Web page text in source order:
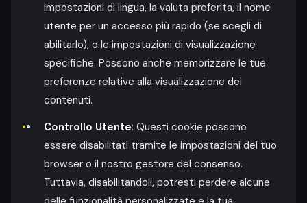
impostazioni di lingua, la valuta preferita, il nome
utente per un accesso più rapido (se scegli di
abilitarlo), o le impostazioni di visualizzazione
specifiche. Possono anche memorizzare le tue
preferenze relative alla visualizzazione dei
contenuti.
Controllo Utente: Questi cookie possono
essere disabilitati tramite le impostazioni del tuo
browser o il nostro gestore del consenso.
Tuttavia, disabilitandoli, potresti perdere alcune